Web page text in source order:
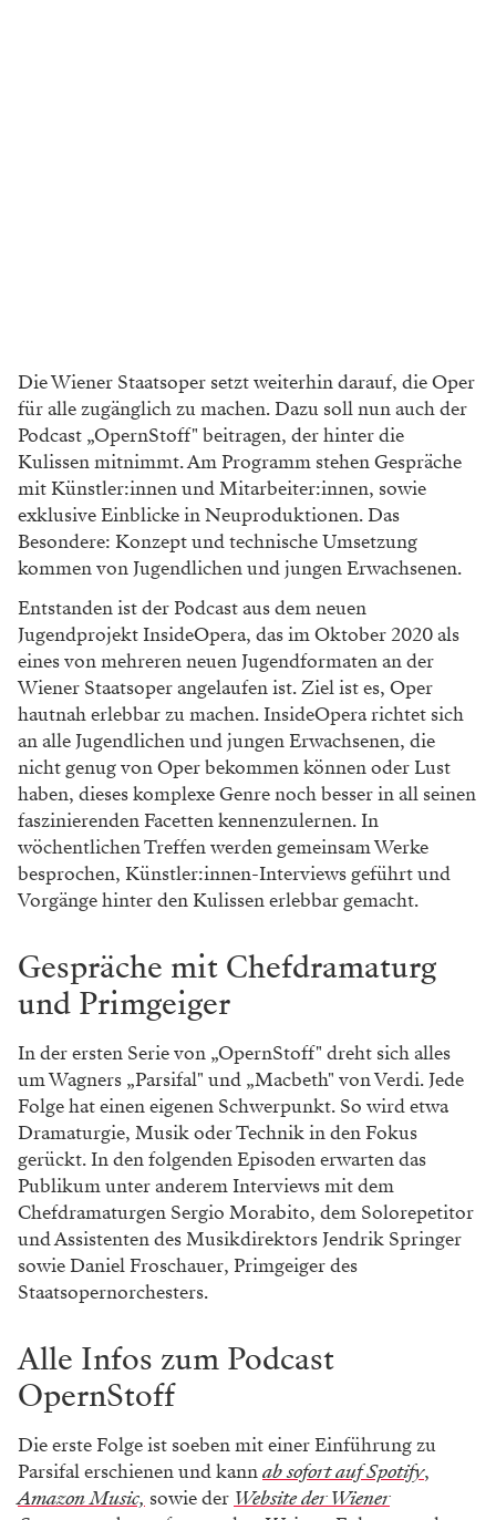
Die Wiener Staatsoper setzt weiterhin darauf, die Oper
für alle zugänglich zu machen. Dazu soll nun auch der
Podcast „OpernStoff" beitragen, der hinter die
Kulissen mitnimmt. Am Programm stehen Gespräche
mit Künstler:innen und Mitarbeiter:innen, sowie
exklusive Einblicke in Neuproduktionen. Das
Besondere: Konzept und technische Umsetzung
kommen von Jugendlichen und jungen Erwachsenen.
Entstanden ist der Podcast aus dem neuen
Jugendprojekt InsideOpera, das im Oktober 2020 als
eines von mehreren neuen Jugendformaten an der
Wiener Staatsoper angelaufen ist. Ziel ist es, Oper
hautnah erlebbar zu machen. InsideOpera richtet sich
an alle Jugendlichen und jungen Erwachsenen, die
nicht genug von Oper bekommen können oder Lust
haben, dieses komplexe Genre noch besser in all seinen
faszinierenden Facetten kennenzulernen. In
wöchentlichen Treffen werden gemeinsam Werke
besprochen, Künstler:innen-Interviews geführt und
Vorgänge hinter den Kulissen erlebbar gemacht.
Gespräche mit Chefdramaturg
und Primgeiger
In der ersten Serie von „OpernStoff" dreht sich alles
um Wagners „Parsifal" und „Macbeth" von Verdi. Jede
Folge hat einen eigenen Schwerpunkt. So wird etwa
Dramaturgie, Musik oder Technik in den Fokus
gerückt. In den folgenden Episoden erwarten das
Publikum unter anderem Interviews mit dem
Chefdramaturgen Sergio Morabito, dem Solorepetitor
und Assistenten des Musikdirektors Jendrik Springer
sowie Daniel Froschauer, Primgeiger des
Staatsopernorchesters.
Alle Infos zum Podcast
OpernStoff
Die erste Folge ist soeben mit einer Einführung zu
Parsifal erschienen und kannab sofort auf Spotify,
Amazon Music, sowie der Website der Wiener